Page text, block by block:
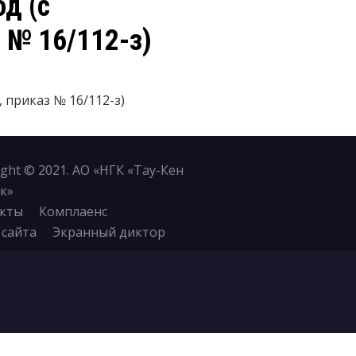
№ 16/112-з)
приказ № 16/112-з)
© 2021. АО «НГК «Тау-Кен
Комплаенс
Экранный диктор